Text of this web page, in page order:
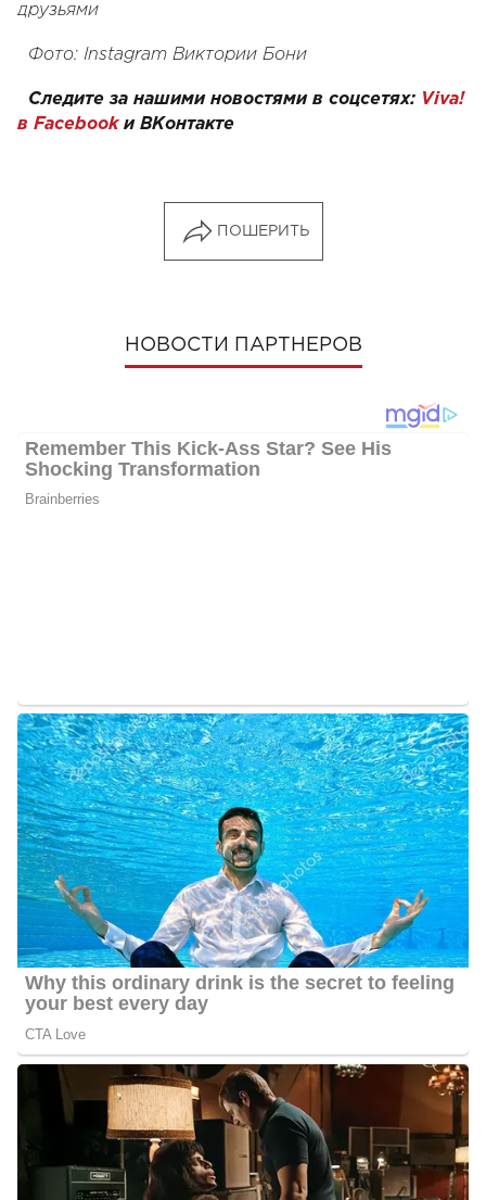
друзьями
Фото: Instagram Виктории Бони
Следите за нашими новостями в соцсетях: Viva!
в Facebookи ВКонтакте
ПОШЕРИТЬ
НОВОСТИ ПАРТНЕРОВ